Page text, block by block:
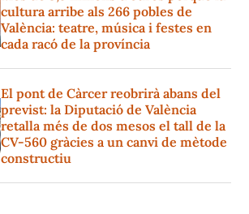
cultura arribe als 266 pobles de
València: teatre, música i festes en
cada racó de la província
El pont de Càrcer reobrirà abans del
previst: la Diputació de València
retalla més de dos mesos el tall de la
CV-560 gràcies a un canvi de mètode
constructiu